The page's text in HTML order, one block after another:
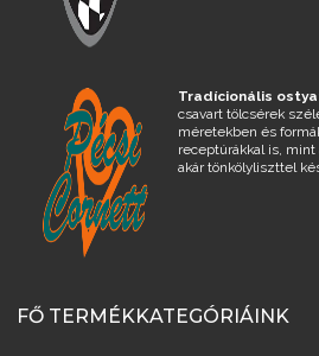
Tradícionális
csavart tölcsérek
méretekben és
receptúrákkal is,
akár tönkölyliszttel
FŐ TERMÉKKATEGÓRIÁINK